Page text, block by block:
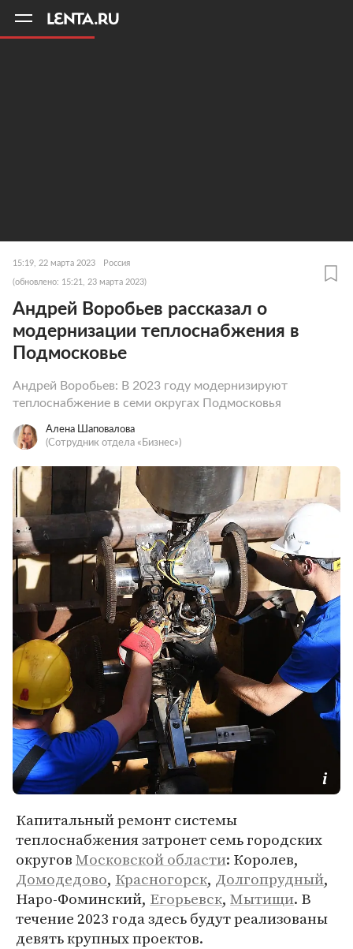
15:19, 22 марта 2023 Россия
(обновлено: 15:21, 23 марта 2023)
Андрей Воробьев рассказал о
модернизации теплоснабжения в
Подмосковье
Андрей Воробьев: В 2023 году модернизируют
теплоснабжение в семи округах Подмосковья
Алена Шаповалова
(Сотрудник отдела «‎Бизнес»)
Капитальный ремонт системы
теплоснабжения затронет семь городских
округовМосковской области: Королев,
Домодедово, Красногорск, Долгопрудный,
Наро-Фоминский, Егорьевск, Мытищи. В
течение 2023 года здесь будут реализованы
девять крупных проектов.